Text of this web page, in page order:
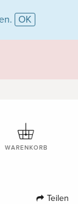
OK
WARENKORB
Teilen